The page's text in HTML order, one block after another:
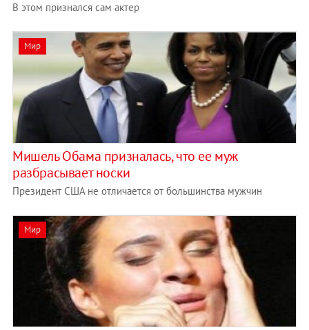
В этом признался сам актер
Мир
Мишель Обама призналась, что ее муж
разбрасывает носки
Президент США не отличается от большинства мужчин
Мир